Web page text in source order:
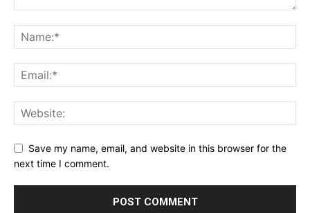
Save my name, email, and website in this browser for the
next time I comment.